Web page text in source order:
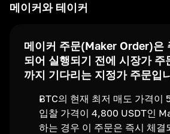
메이커와 테이커
메이커 주문(Maker Order)은
되어 실행되기 전에 시장가 주
까지 기다리는 지정가 주문입
BTC의 현재 최저 매도 가격이
입찰 가격이 4,800 USDT인
하는 경우 이 주문은 즉시 체결